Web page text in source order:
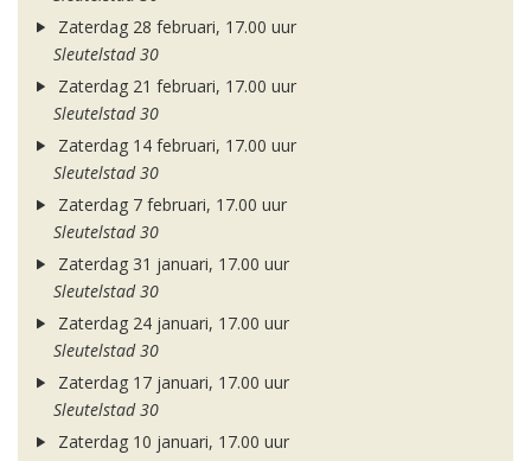
Zaterdag 28 februari, 17.00 uur
Sleutelstad 30
Zaterdag 21 februari, 17.00 uur
Sleutelstad 30
Zaterdag 14 februari, 17.00 uur
Sleutelstad 30
Zaterdag 7 februari, 17.00 uur
Sleutelstad 30
Zaterdag 31 januari, 17.00 uur
Sleutelstad 30
Zaterdag 24 januari, 17.00 uur
Sleutelstad 30
Zaterdag 17 januari, 17.00 uur
Sleutelstad 30
Zaterdag 10 januari, 17.00 uur